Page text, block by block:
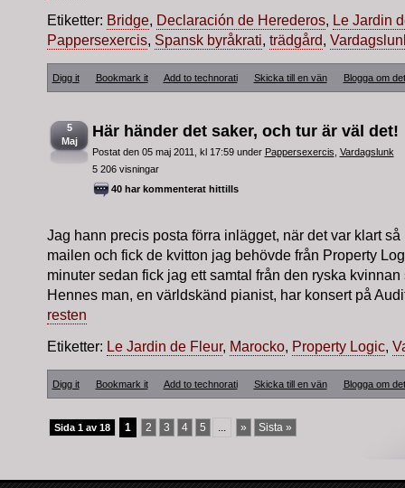
Etiketter: Bridge, Declaración de Herederos, Le Jardin
Pappersexercis, Spansk byråkrati, trädgård,
Digg it Bookmark it Add to technorati Skicka till en vän Blogga om det
5
Maj
Här händer det saker, och tur är väl det!
Postat den 05 maj 2011, kl 17:59 under Pappersexercis Vardagslunk
5 206 visningar
40 har kommenterat hittills
Jag hann precis posta förra inlägget, när det var klart
mailen och fick de kvitton jag behövde från Property
minuter sedan fick jag ett samtal från den ryska kvinnan
Hennes man, en världskänd pianist, har konsert på
resten
Etiketter: Le Jardin de Fleur, Marocko, Property Logic,
Digg it Bookmark it Add to technorati Skicka till en vän Blogga om det
Sida 1 av 18 1 2 3 4 5 » Sista »